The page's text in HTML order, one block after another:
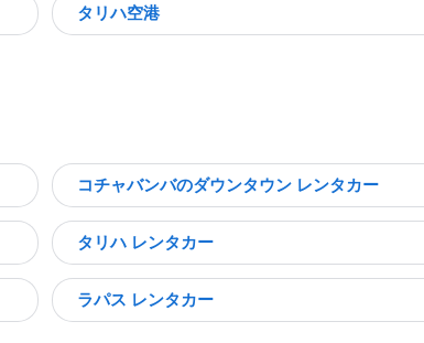
タリハ空港
コチャバンバのダウンタウン レンタカー
タリハ レンタカー
ラパス レンタカー